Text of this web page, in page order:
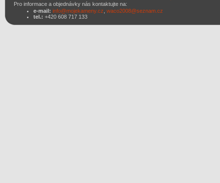
Pro informace a objednávky nás kontaktujte na:
e-mail: info@mojekameny.cz waco2008@seznam.cz
tel.: +420 608 717 133